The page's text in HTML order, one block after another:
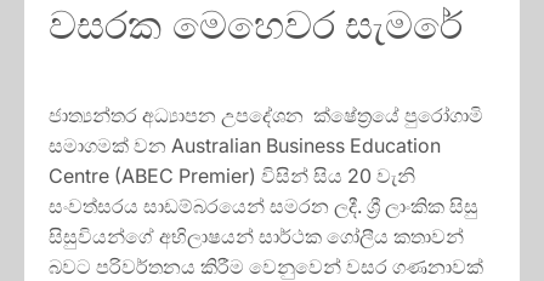
වසරක මෙහෙවර සැමරේ
ජාත්‍යන්තර අධ්‍යාපන උපදේශන ක්ෂේත්‍රයේ පුරෝගාමි
සමාගමක් වන Australian Business Education
Centre (ABEC Premier) විසින් සිය 20 වැනි
සංවත්සරය සාඩම්බරයෙන් සමරන ලදී. ශ්‍රී ලාංකික සිසු
සිසුවියන්ගේ අභිලාෂයන් සාර්ථක ගෝලීය කතාවන්
බවට පරිවර්තනය කිරීම වෙනුවෙන් වසර ගණනාවක්